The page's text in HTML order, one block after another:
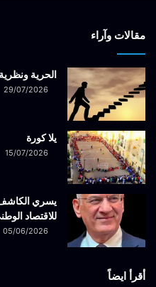
مقالات وآراء
الحرية ونظرية
29/07/2026
يلا كورة
15/07/2026
يسري الكاشف:
للاقتصاد
05/06/2026
أقرأ ايضاً